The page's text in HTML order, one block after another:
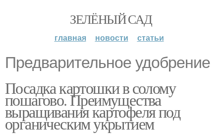
ЗЕЛЁНЫЙ САД
главная новости статьи
Предварительное удобрение
Посадка картошки в солому
пошагово. Преимущества
выращивания картофеля под
органическим укрытием